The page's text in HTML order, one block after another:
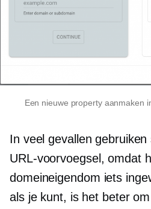
Een nieuwe property aanmaken
In veel gevallen
URL-voorvoegsel, omdat
domeineigendom iets
als je kunt, is het beter